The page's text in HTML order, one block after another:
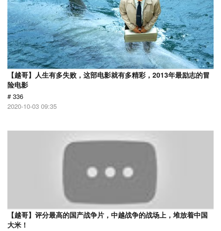
【越哥】人生有多失败，这部电影就有多精彩，2013年最励志的冒
险电影
# 336
2020-10-03 09:35
【越哥】评分最高的国产战争片，中越战争的战场上，堆放着中国
大米！